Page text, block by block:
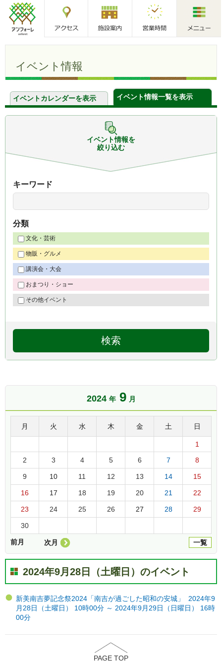
アンフォーレ 施設案内 営業時間
イベント情報
イベントカレンダーを表示 イベント情報一覧を表示
イベント情報を
絞り込む
キーワード
分類
文化・芸術
物販・グルメ
講演会・大会
おまつり・ショー
その他イベント
2024 年 9 月
月 火 水 木 金 土 日
1
2
3 4 5 6 7 8
9 10 11 12 13 14 15
16 17 18 19 20 21 22
23 24 25 26 27 28 29
30
前月 一覧
次月
2024年9月28日（土曜日）のイベント
新美南吉夢記念祭2024「南吉が過ごした昭和の安城」 2024年9
月28日（土曜日） 10時00分 ～ 2024年9月29日（日曜日） 16時
00分
PAGE TOP